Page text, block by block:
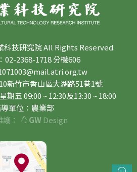
科技研究院 All Rights Reserved.
02-2368-1718 分機606
新竹市香山區大湖路51巷1號
五 09:00 ~ 12:30及13:30 ~ 18:00
單位：農業部
：
GWDesign